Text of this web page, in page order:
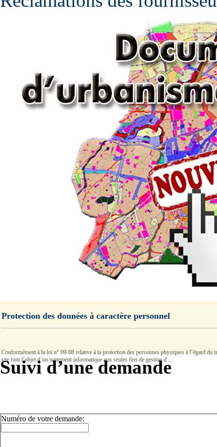
Protection des données à caractère personnel
Conformément à la loi n° 09-08 relative à la protection des personnes physiques à l’égard
site font l’objet d’un traitement informatique aux seules fins de gestion d ...
Suivi d’une demande
Numéro de votre demande: